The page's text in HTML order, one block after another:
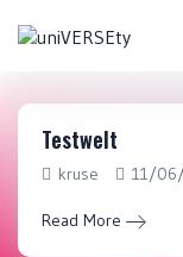
Home xr-space >
Social-VR
Testwelt
kruse 11/
Read More